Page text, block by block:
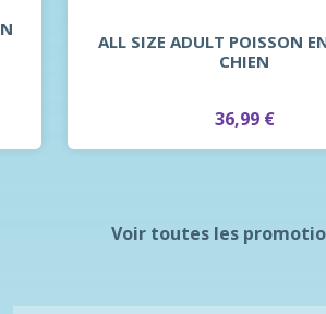
ALL SIZE ADULT POISSON
CHIEN
36,99 €
Voir toutes les